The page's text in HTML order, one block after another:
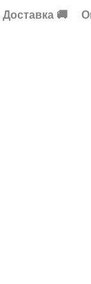
Доставка 🚚